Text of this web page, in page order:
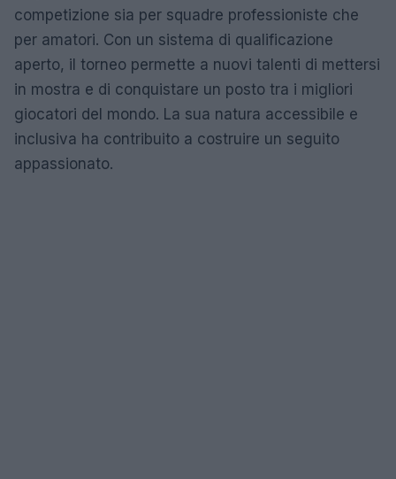
competizione sia per squadre professioniste che
per amatori. Con un sistema di qualificazione
aperto, il torneo permette a nuovi talenti di mettersi
in mostra e di conquistare un posto tra i migliori
giocatori del mondo. La sua natura accessibile e
inclusiva ha contribuito a costruire un seguito
appassionato.